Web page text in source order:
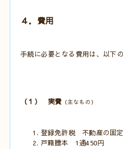
４．費用
手続に必要となる費用は、以下
（１） 実費（主なもの）
登録免許税 不動産の固
戸籍謄本 1通450円